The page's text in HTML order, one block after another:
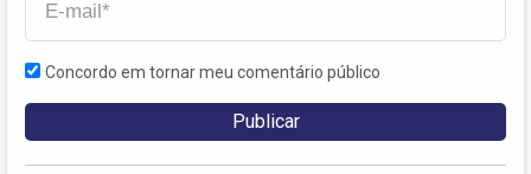
Concordo em tornar meu comentário público